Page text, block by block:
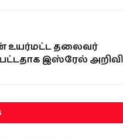
உயர்மட்ட தலைவர்
இஸ்ரேல்